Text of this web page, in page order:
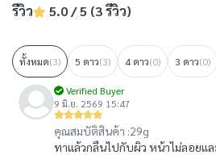
รีวิว 5.0 / 5 (3 รีวิว)
ทั้งหมด(3) 5 ดาว(3) 4 ดาว(0) 3 ดาว(0)
Verified Buyer
9 มิ.ย. 2569 15:47
คุณสมบัติสินค้า :29g
ทาแล้วกลืนไปกับผิว หน้าไม่ลอยแล